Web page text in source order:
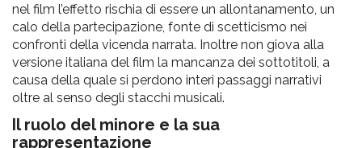
nel film l’effetto rischia di essere un allontanamento, un
calo della partecipazione, fonte di scetticismo nei
confronti della vicenda narrata. Inoltre non giova alla
versione italiana del film la mancanza dei sottotitoli, a
causa della quale si perdono interi passaggi narrativi
oltre al senso degli stacchi musicali.
Il ruolo del minore e la sua
rappresentazione